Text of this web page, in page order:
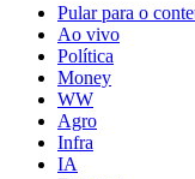
Pular para o
Ao vivo
Política
Money
WW
Agro
Infra
IA